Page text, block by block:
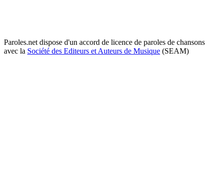
Paroles.net dispose d'un accord de licence de paroles de chansons
avec la Société des Editeurs et Auteurs de Musique (SEAM)